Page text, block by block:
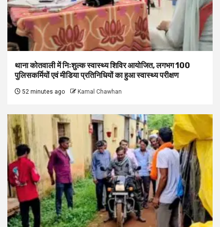
थाना कोतवाली में निःशुल्क स्वास्थ्य शिविर आयोजित, लगभग 100
पुलिसकर्मियों एवं मीडिया प्रतिनिधियों का हुआ स्वास्थ्य परीक्षण
52 minutes ago Kamal Chawhan